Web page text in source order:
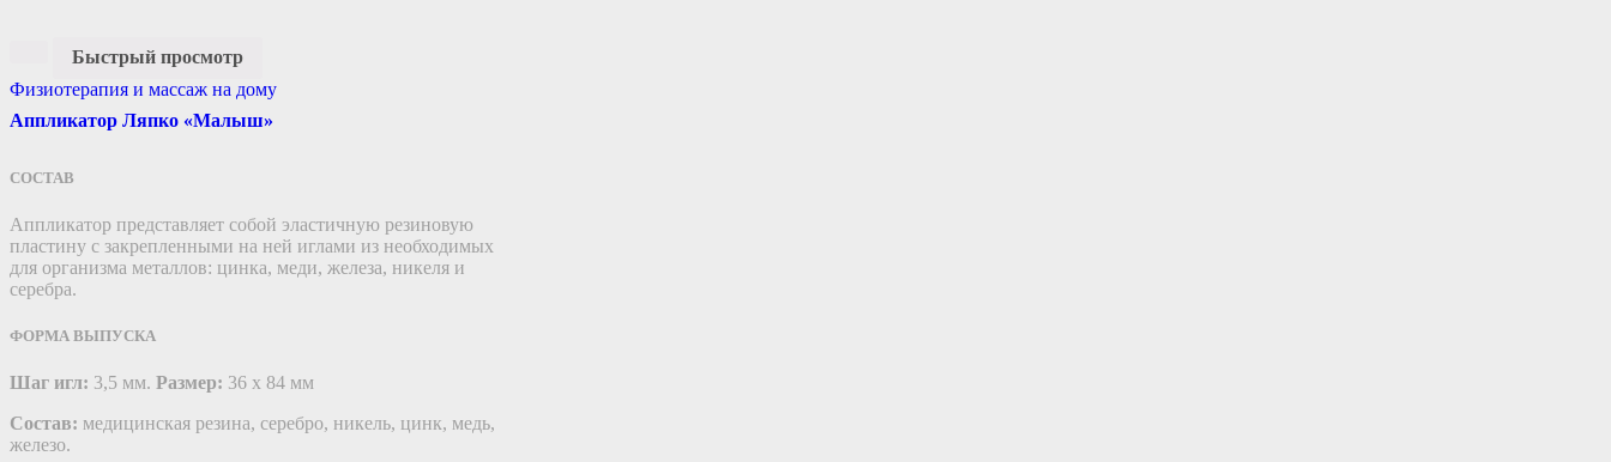
Быстрый просмотр
Физиотерапия и массаж на дому
Аппликатор Ляпко «Малыш»
СОСТАВ
Аппликатор представляет собой эластичную резиновую
пластину c закрепленными на ней иглами из необходимых
для организма металлов: цинка, меди, железа, никеля и
серебра.
ФОРМА ВЫПУСКА
Шаг игл: 3,5 мм. Размер: 36 х 84 мм
Состав: медицинская резина, серебро, никель, цинк, медь,
железо.